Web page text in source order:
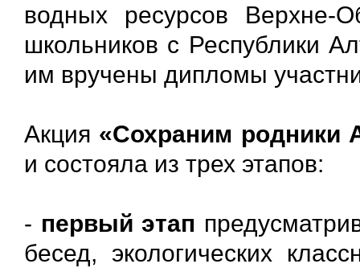
водных ресурсов Верхне-
школьников с Республики
им вручены дипломы
Акция «Сохраним родники
и состояла из трех этапов:
- первый этап
бесед, экологических